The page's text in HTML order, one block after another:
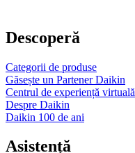
Descoperă
Categorii de produse
Găsește un Partener Daikin
Centrul de experiență virtuală
Despre Daikin
Daikin 100 de ani
Asistență